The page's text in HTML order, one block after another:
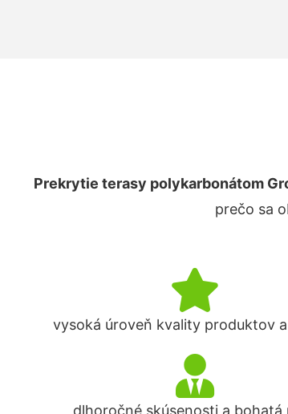
Prekrytie terasy polykarbonátom
prečo sa
vysoká úroveň kvality produktov
dlhoročné skúsenosti a bohatá